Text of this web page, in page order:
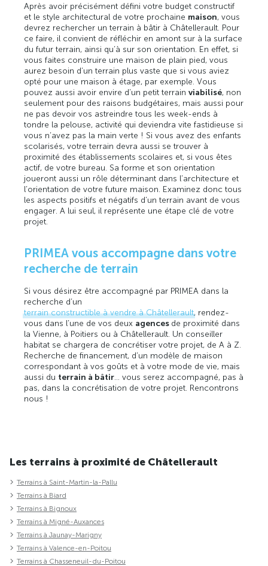
Après avoir précisément défini votre budget constructif
et le style architectural de votre prochaine maison, vous
devrez rechercher un terrain à bâtir à Châtellerault. Pour
ce faire, il convient de réfléchir en amont sur à la surface
du futur terrain, ainsi qu’à sur son orientation. En effet, si
vous faites construire une maison de plain pied, vous
aurez besoin d’un terrain plus vaste que si vous aviez
opté pour une maison à étage, par exemple. Vous
pouvez aussi avoir envire d’un petit terrainviabilisé, non
seulement pour des raisons budgétaires, mais aussi pour
ne pas devoir vos astreindre tous les week-ends à
tondre la pelouse, activité qui deviendra vite fastidieuse si
vous n’avez pas la main verte ! Si vous avez des enfants
scolarisés, votre terrain devra aussi se trouver à
proximité des établissements scolaires et, si vous êtes
actif, de votre bureau. Sa forme et son orientation
joueront aussi un rôle déterminant dans l’architecture et
l’orientation de votre future maison. Examinez donc tous
les aspects positifs et négatifs d’un terrain avant de vous
engager. A lui seul, il représente une étape clé de votre
projet.
PRIMEA vous accompagne dans votre
recherche de terrain
Si vous désirez être accompagné par PRIMEA dans la
recherche d’un
terrain constructible à vendre à Châtellerault, rendez-
vous dans l’une de vos deux agences de proximité dans
la Vienne, à Poitiers ou à Châtellerault. Un conseiller
habitat se chargera de concrétiser votre projet, de A à Z.
Recherche de financement, d’un modèle de maison
correspondant à vos goûts et à votre mode de vie, mais
aussi du terrain à bâtir… vous serez accompagné, pas à
pas, dans la concrétisation de votre projet. Rencontrons
nous !
Les terrains à proximité de Châtellerault
Terrains à Saint-Martin-la-Pallu
Terrains à Biard
Terrains à Bignoux
Terrains à Migné-Auxances
Terrains à Jaunay-Marigny
Terrains à Valence-en-Poitou
Terrains à Chasseneuil-du-Poitou